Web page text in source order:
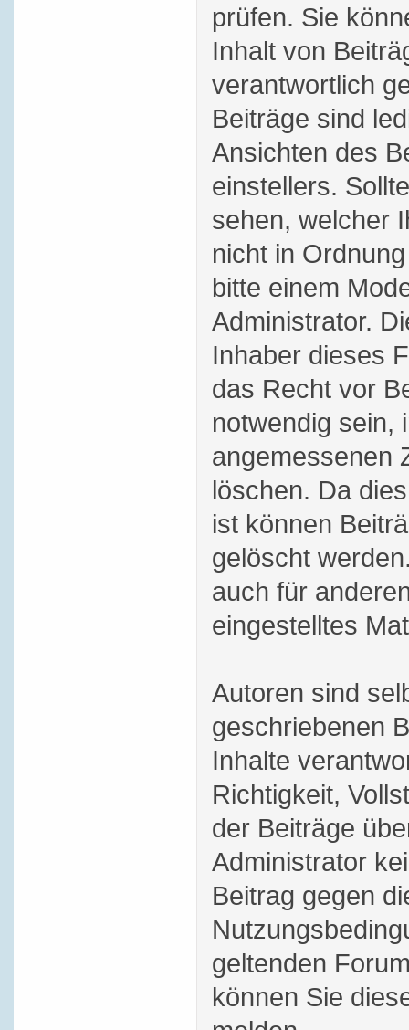
prüfen. Sie
Inhalt von
verantwortlich
Beiträge sind
Ansichten des
einstellers.
sehen, welcher
nicht in
bitte einem
Administrator.
Inhaber dieses
das Recht vor
notwendig sein,
angemessenen
löschen. Da
ist können
gelöscht
auch für
eingestelltes
Autoren sind
geschriebenen
Inhalte
Richtigkeit,
der Beiträge
Administrator
Beitrag gegen
geltenden
können Sie